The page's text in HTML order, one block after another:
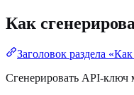
Как
Заголовок раздела
Cгенерировать API-ключ